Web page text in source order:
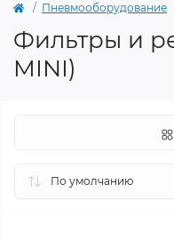
Пневмооборудование
Фильтры и
MINI)